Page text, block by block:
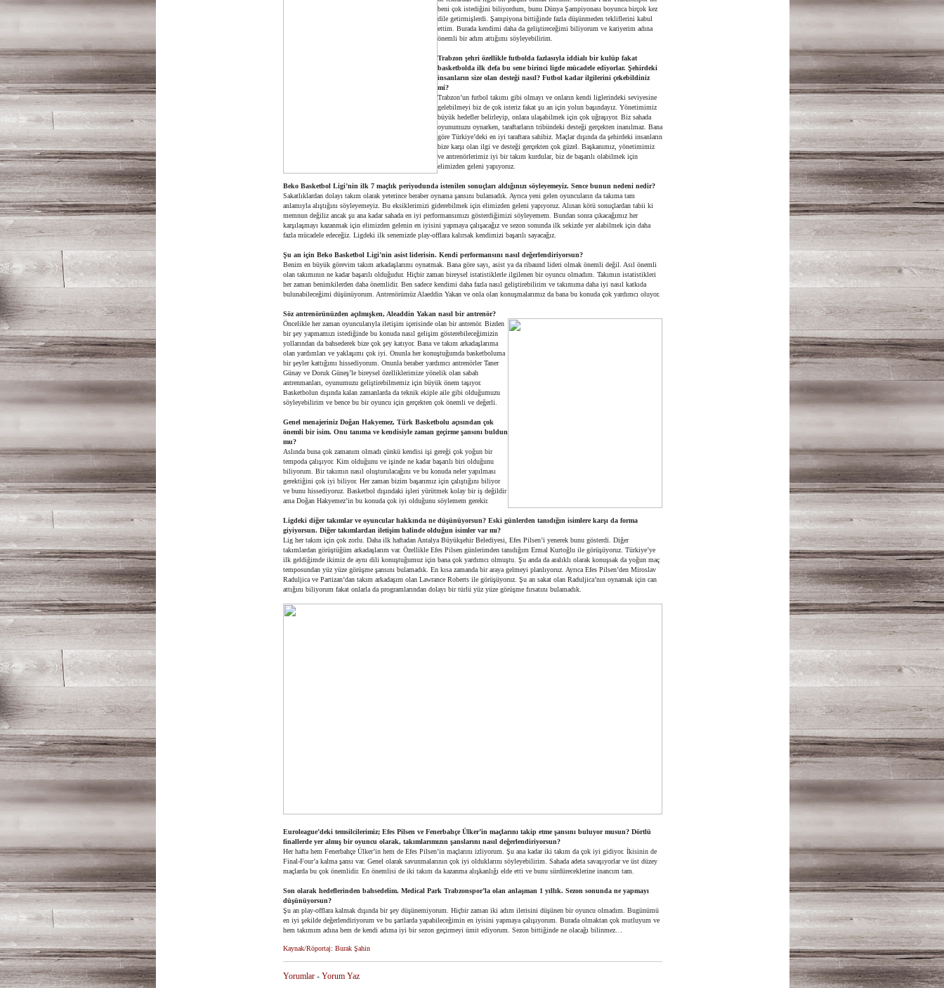
beni çok istediğini biliyordum, bunu Dünya Şampiyonası boyunca birçok kez
dile getirmişlerdi. Şampiyona bittiğinde fazla düşünmeden tekliflerini kabul
ettim. Burada kendimi daha da geliştireceğimi biliyorum ve kariyerim adına
önemli bir adım attığımı söyleyebilirim.
Trabzon şehri özellikle futbolda fazlasıyla iddialı bir kulüp fakat
basketbolda ilk defa bu sene birinci ligde mücadele ediyorlar. Şehirdeki
insanların size olan desteği nasıl? Futbol kadar ilgilerini çekebildiniz
mi?
Trabzon’un futbol takımı gibi olmayı ve onların kendi liglerindeki seviyesine
gelebilmeyi biz de çok isteriz fakat şu an için yolun başındayız. Yönetimimiz
büyük hedefler belirleyip, onlara ulaşabilmek için çok uğraşıyor. Biz sahada
oyunumuzu oynarken, taraftarların tribündeki desteği gerçekten inanılmaz. Bana
göre Türkiye’deki en iyi taraftara sahibiz. Maçlar dışında da şehirdeki insanların
bize karşı olan ilgi ve desteği gerçekten çok güzel. Başkanımız, yönetimimiz
ve antrenörlerimiz iyi bir takım kurdular, biz de başarılı olabilmek için
elimizden geleni yapıyoruz.
Beko Basketbol Ligi’nin ilk 7 maçlık periyodunda istenilen sonuçları aldığınızı söyleyemeyiz. Sence bunun nedeni nedir?
Sakatlıklardan dolayı takım olarak yeterince beraber oynama şansını bulamadık. Ayrıca yeni gelen oyuncuların da takıma tam
anlamıyla alıştığını söyleyemeyiz. Bu eksiklerimizi giderebilmek için elimizden geleni yapıyoruz. Alınan kötü sonuçlardan tabii ki
memnun değiliz ancak şu ana kadar sahada en iyi performansımızı gösterdiğimizi söyleyemem. Bundan sonra çıkacağımız her
karşılaşmayı kazanmak için elimizden gelenin en iyisini yapmaya çalışacağız ve sezon sonunda ilk sekizde yer alabilmek için daha
fazla mücadele edeceğiz. Ligdeki ilk senemizde play-offlara kalırsak kendimizi başarılı sayacağız.
Şu an için Beko Basketbol Ligi’nin asist liderisin. Kendi performansını nasıl değerlendiriyorsun?
Benim en büyük görevim takım arkadaşlarımı oynatmak. Bana göre sayı, asist ya da ribaund lideri olmak önemli değil. Asıl önemli
olan takımının ne kadar başarılı olduğudur. Hiçbir zaman bireysel istatistiklerle ilgilenen bir oyuncu olmadım. Takımın istatistikleri
her zaman benimkilerden daha önemlidir. Ben sadece kendimi daha fazla nasıl geliştirebilirim ve takımıma daha iyi nasıl katkıda
bulunabileceğimi düşünüyorum. Antrenörümüz Alaeddin Yakan ve onla olan konuşmalarımız da bana bu konuda çok yardımcı oluyor.
Söz antrenörünüzden açılmışken, Aleaddin Yakan nasıl bir antrenör?
Öncelikle her zaman oyuncularıyla iletişim içerisinde olan bir antrenör. Bizden
bir şey yapmamızı istediğinde bu konuda nasıl gelişim gösterebileceğimizin
yollarından da bahsederek bize çok şey katıyor. Bana ve takım arkadaşlarıma
olan yardımları ve yaklaşımı çok iyi. Onunla her konuştuğumda basketboluma
bir şeyler kattığımı hissediyorum. Onunla beraber yardımcı antrenörler Taner
Günay ve Doruk Güneş’le bireysel özelliklerimize yönelik olan sabah
antrenmanları, oyunumuzu geliştirebilmemiz için büyük önem taşıyor.
Basketbolun dışında kalan zamanlarda da teknik ekiple aile gibi olduğumuzu
söyleyebilirim ve bence bu bir oyuncu için gerçekten çok önemli ve değerli.
Genel menajeriniz Doğan Hakyemez, Türk Basketbolu açısından çok
önemli bir isim. Onu tanıma ve kendisiyle zaman geçirme şansını buldun
mu?
Aslında buna çok zamanım olmadı çünkü kendisi işi gereği çok yoğun bir
tempoda çalışıyor. Kim olduğunu ve işinde ne kadar başarılı biri olduğunu
biliyorum. Bir takımın nasıl oluşturulacağını ve bu konuda neler yapılması
gerektiğini çok iyi biliyor. Her zaman bizim başarımız için çalıştığını biliyor
ve bunu hissediyoruz. Basketbol dışındaki işleri yürütmek kolay bir iş değildir
ama Doğan Hakyemez’in bu konuda çok iyi olduğunu söylemem gerekir.
Ligdeki diğer takımlar ve oyuncular hakkında ne düşünüyorsun? Eski günlerden tanıdığın isimlere karşı da forma
giyiyorsun. Diğer takımlardan iletişim halinde olduğun isimler var mı?
Lig her takım için çok zorlu. Daha ilk haftadan Antalya Büyükşehir Belediyesi, Efes Pilsen’i yenerek bunu gösterdi. Diğer
takımlardan görüştüğüm arkadaşlarım var. Özellikle Efes Pilsen günlerimden tanıdığım Ermal Kurtoğlu ile görüşüyoruz. Türkiye’ye
ilk geldiğimde ikimiz de aynı dili konuştuğumuz için bana çok yardımcı olmuştu. Şu anda da aralıklı olarak konuşsak da yoğun maç
temposundan yüz yüze görüşme şansını bulamadık. En kısa zamanda bir araya gelmeyi planlıyoruz. Ayrıca Efes Pilsen’den Miroslav
Raduljica ve Partizan’dan takım arkadaşım olan Lawrance Roberts ile görüşüyoruz. Şu an sakat olan Raduljica’nın oynamak için can
attığını biliyorum fakat onlarla da programlarından dolayı bir türlü yüz yüze görüşme fırsatını bulamadık.
Euroleague’deki temsilcilerimiz; Efes Pilsen ve Fenerbahçe Ülker’in maçlarını takip etme şansını buluyor musun? Dörtlü
finallerde yer almış bir oyuncu olarak, takımlarımızın şanslarını nasıl değerlendiriyorsun?
Her hafta hem Fenerbahçe Ülker’in hem de Efes Pilsen’in maçlarını izliyorum. Şu ana kadar iki takım da çok iyi gidiyor. İkisinin de
Final-Four’a kalma şansı var. Genel olarak savunmalarının çok iyi olduklarını söyleyebilirim. Sahada adeta savaşıyorlar ve üst düzey
maçlarda bu çok önemlidir. En önemlisi de iki takım da kazanma alışkanlığı elde etti ve bunu sürdüreceklerine inancım tam.
Son olarak hedeflerinden bahsedelim. Medical Park Trabzonspor’la olan anlaşman 1 yıllık. Sezon sonunda ne yapmayı
düşünüyorsun?
Şu an play-offlara kalmak dışında bir şey düşünemiyorum. Hiçbir zaman iki adım ilerisini düşünen bir oyuncu olmadım. Bugünümü
en iyi şekilde değerlendiriyorum ve bu şartlarda yapabileceğimin en iyisini yapmaya çalışıyorum. Burada olmaktan çok mutluyum ve
hem takımım adına hem de kendi adıma iyi bir sezon geçirmeyi ümit ediyorum. Sezon bittiğinde ne olacağı bilinmez…
Kaynak/Röportaj: Burak Şahin
Yorumlar - Yorum Yaz